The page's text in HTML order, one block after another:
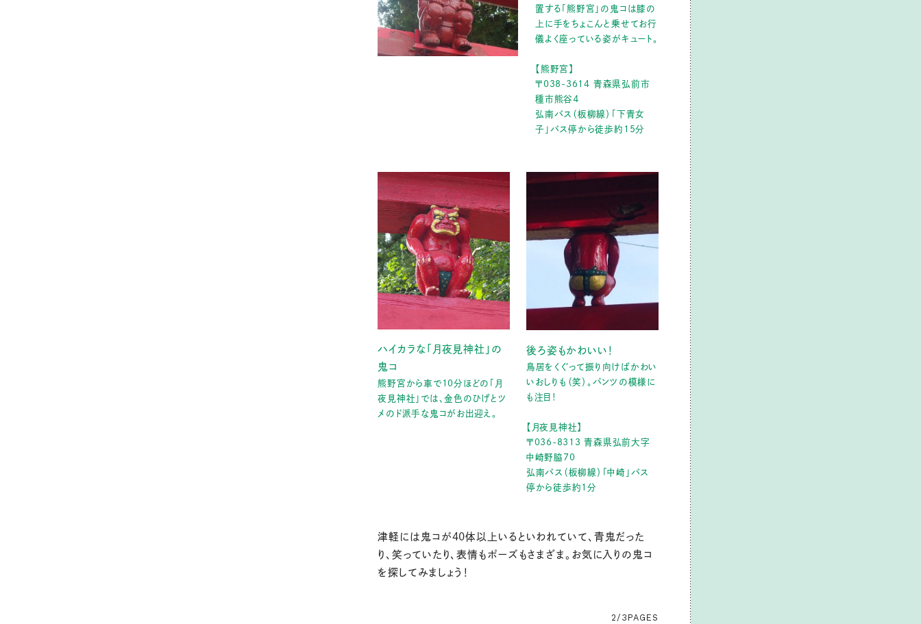
置する「熊野宮」の鬼コは膝の
上に手をちょこんと乗せてお行
儀よく座っている姿がキュート。
【熊野宮】
〒038-3614 青森県弘前市
種市熊谷４
弘南バス（板柳線）「下青女
子」バス停から徒歩約15分
ハイカラな「月夜見神社」の
鬼コ
熊野宮から車で10分ほどの「月
夜見神社」では、金色のひげとツ
メのド派手な鬼コがお出迎え。
後ろ姿もかわいい！
鳥居をくぐって振り向けばかわい
いおしりも（笑）。パンツの模様に
も注目！
【月夜見神社】
〒036-8313 青森県弘前大字
中崎野脇70
弘南バス（板柳線）「中崎」バス
停から徒歩約1分
津軽には鬼コが40体以上いるといわれていて、青鬼だった
り、笑っていたり、表情もポーズもさまざま。お気に入りの鬼コ
を探してみましょう！
2/3 PAGES